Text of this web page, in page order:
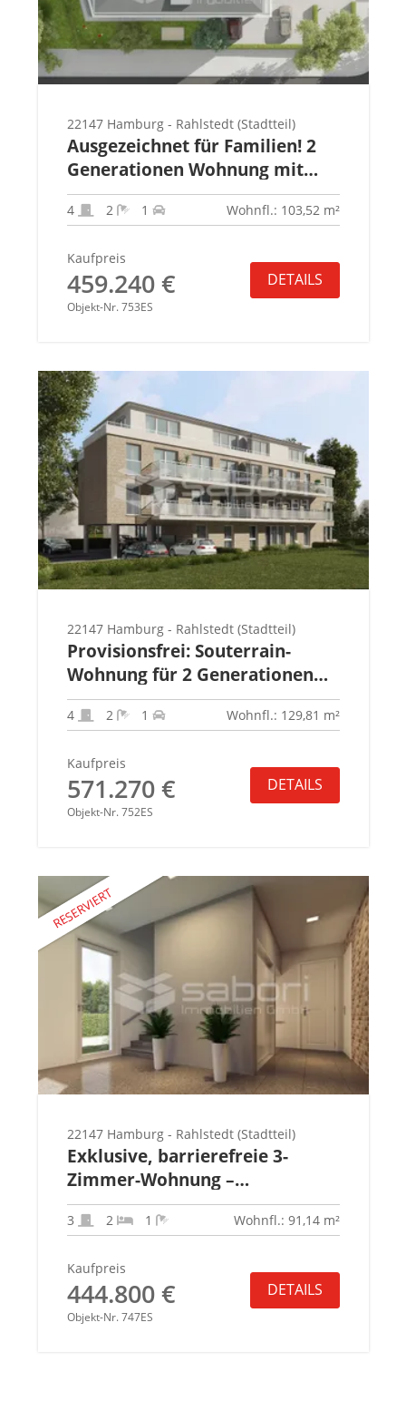
22147 Hamburg - Rahlstedt (Stadtteil)
Ausgezeichnet für Familien! 2
Generationen Wohnung mit
eigenem Garten
4 2 1 Wohnfl.: 103,52 m²
Kaufpreis
459.240 €
Objekt-Nr. 753ES
DETAILS
22147 Hamburg - Rahlstedt (Stadtteil)
Provisionsfrei: Souterrain-
Wohnung für 2 Generationen
mit Garten, KfW 55
4 2 1 Wohnfl.: 129,81 m²
Kaufpreis
571.270 €
Objekt-Nr. 752ES
DETAILS
22147 Hamburg - Rahlstedt (Stadtteil)
Exklusive, barrierefreie 3-
Zimmer-Wohnung –
provisionsfrei
3 2 1 Wohnfl.: 91,14 m²
Kaufpreis
444.800 €
Objekt-Nr. 747ES
DETAILS